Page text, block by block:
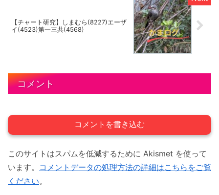
【チャート研究】しまむら(8227)エーザ
イ(4523)第一三共(4568)
コメント
コメントを書き込む
このサイトはスパムを低減するために Akismet を使って
います。 コメントデータの処理方法の詳細はこちらをご覧
ください。